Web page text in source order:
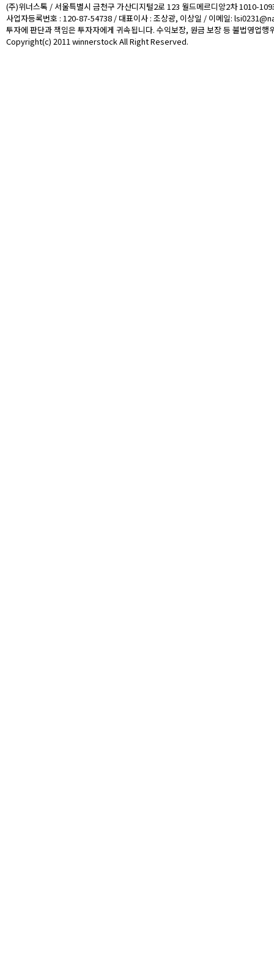
(주)위너스톡 / 서울특별시 금천구 가산디지털2로 123 월드메르디앙2차 1010-
사업자등록번호 : 120-87-54738 / 대표이사 : 조상광, 이상일 / 이메일:
투자에 판단과 책임은 투자자에게 귀속됩니다. 수익보장, 원금 보장 등 불법영업행
Copyright(c) 2011 winnerstock All Right Reserved.